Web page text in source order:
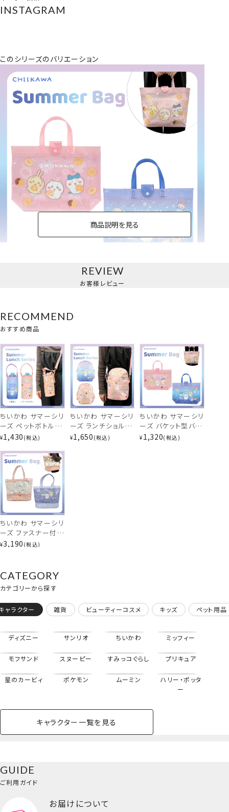
INSTAGRAM
このシリーズのバリエーション
ファスナー付きバッグ
ペットボトルホルダー
商品説明を見る
REVIEW
お客様レビュー
RECOMMEND
おすすめ商品
ちいかわ サマーシリ
ーズ ペットボトルホ
ルダー ＜星空/ドー
shobido
¥1,430 税込
ちいかわ サマーシリ
ーズ ランチショルダ
ーバッグ ＜星空/ド
¥1,650 税込
ちいかわ サマーシリ
ーズ バケット型バッ
グ ＜星空/ドーナッ
¥ 1,320 税込
ちいかわ サマーシリ
ーズ ファスナー付き
バッグ ＜星空/ドー
粧美堂 shobido
¥3,190 税込
CATEGORY
カテゴリーから探す
ャラクター 雑貨 ビューティーコスメ キッズ ペット用品
ディズニー サンリオ ちいかわ ミッフィー
モフサンド スヌーピー すみっコぐらし プリキュア
星のカービィ ポケモン ムーミン
ハリー・ポッタ
ー
キャラクター一覧を見る
イクアップ
ビューティーコスメ一覧を見る
バッグ・タオル・
小物
GUIDE
ご利用ガイド
お届けについて